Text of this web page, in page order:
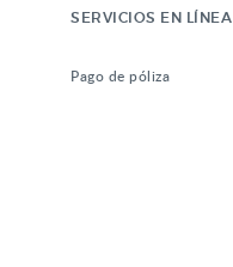
SERVICIOS EN LÍNEA
Pago de póliza